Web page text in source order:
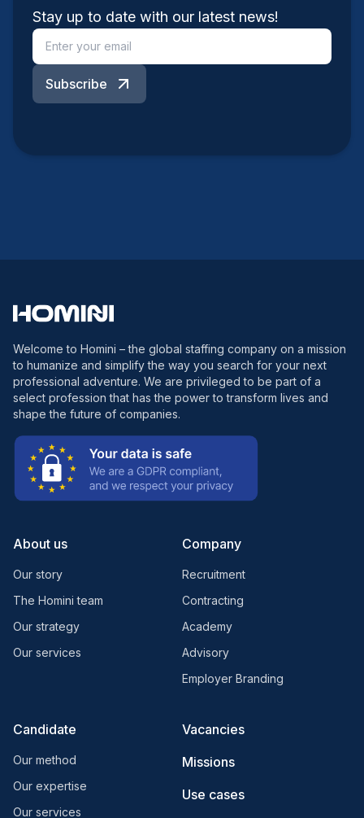
Stay up to date with our latest news!
Subscribe
Welcome to Homini – the global staffing company on a mission
to humanize and simplify the way you search for your next
professional adventure. We are privileged to be part of a
select profession that has the power to transform lives and
shape the future of companies.
About us
Our story
The Homini team
Our strategy
Our services
Company
Recruitment
Contracting
Academy
Advisory
Employer Branding
Candidate
Our method
Our expertise
Our services
Vacancies
Missions
Use cases